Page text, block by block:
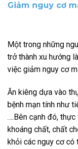
Giảm nguy cơ
Một trong những
trở thành xu hướng
việc giảm nguy cơ
Ăn kiêng dựa vào
bệnh mạn tính như
….Bên cạnh đó,
khoáng chất, chất
khỏi các nguy cơ có